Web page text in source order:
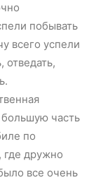
побывать
всего успели
отведать,
часть
по
дружно
все очень